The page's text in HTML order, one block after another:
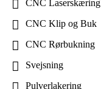
CNC Laserskæring
CNC Klip og Buk
CNC Rørbukning
Svejsning
Pulverlakering